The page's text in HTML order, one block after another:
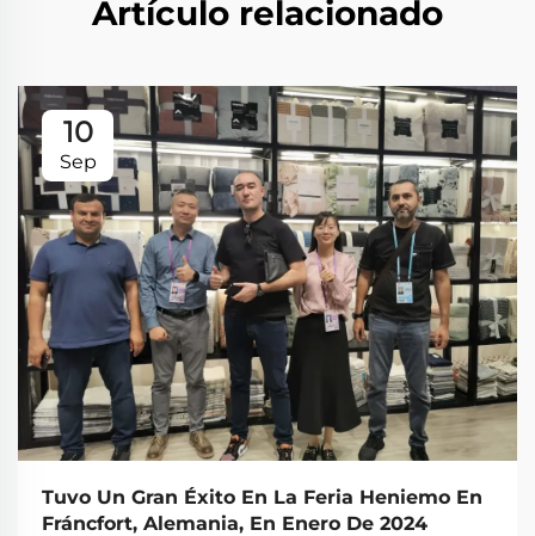
Artículo relacionado
10
Sep
Tuvo Un Gran Éxito En La Feria Heniemo En
Fráncfort, Alemania, En Enero De 2024